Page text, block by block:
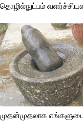
தொழில்நுட்பம்
முதன்முதலாக